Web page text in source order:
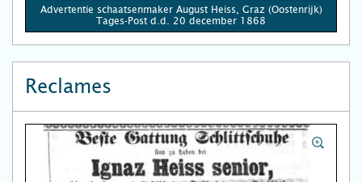
Advertentie schaatsenmaker August Heiss, Graz (Oostenrijk)
Tages-Post d.d. 20 december 1868
Reclames